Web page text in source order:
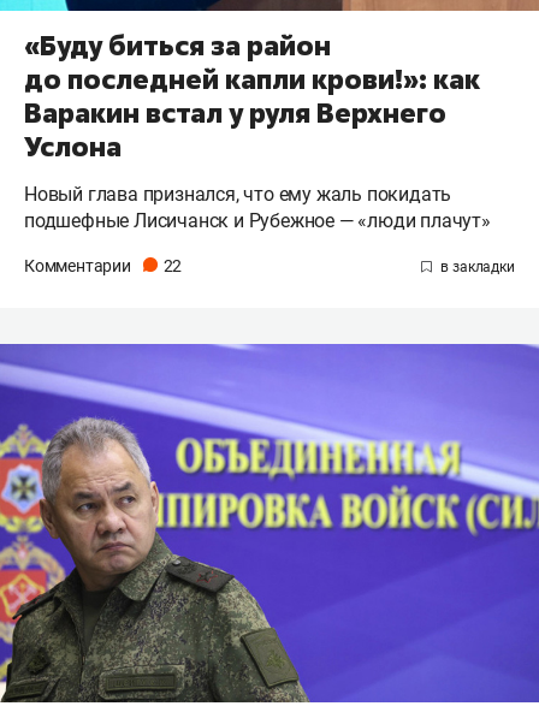
«Буду биться за район
до последней капли крови!»: как
Варакин встал у руля Верхнего
Услона
Новый глава признался, что ему жаль покидать
подшефные Лисичанск и Рубежное — «люди плачут»
Комментарии 22